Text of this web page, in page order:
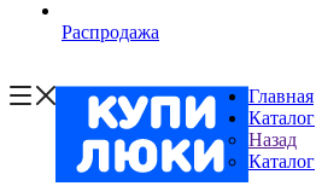
Распродажа
Главная
Каталог
Назад
Каталог